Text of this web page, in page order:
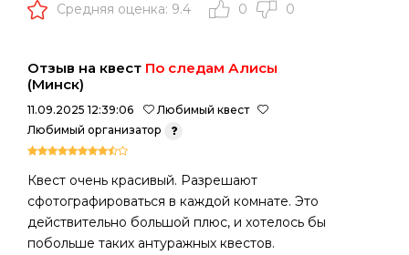
Средняя оценка: 9.4 0 0
Отзыв на квест По следам Алисы
(Минск)
11.09.2025 12:39:06
Любимый квест
Любимый организатор
Квест очень красивый. Разрешают
сфотографироваться в каждой комнате. Это
действительно большой плюс, и хотелось бы
побольше таких антуражных квестов.